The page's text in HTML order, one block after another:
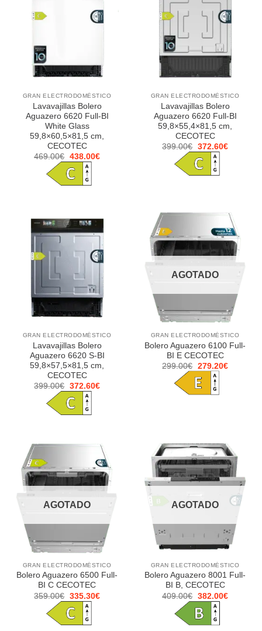
GRAN ELECTRODOMÉSTICO
Lavavajillas Bolero
Aguazero 6620 Full-BI
White Glass
59,8×60,5×81,5 cm,
CECOTEC
469.00€ El
precio
original
era:
469.00€.
438.00€El
GRAN ELECTRODOMÉSTICO
Lavavajillas Bolero
Aguazero 6620 Full-BI
59,8×55,4×81,5 cm,
CECOTEC
399.00€ El
precio
original
era:
399.00€.
372.60€El
GRAN ELECTRODOMÉSTICO
Lavavajillas Bolero
Aguazero 6620 S-BI
59,8×57,5×81,5 cm,
CECOTEC
399.00€ El
precio
original
era:
399.00€.
372.60€El
AGOTADO
GRAN ELECTRODOMÉSTICO
Bolero Aguazero 6100 Full-
BI E CECOTEC
299.00€ El
precio
original
era:
299.00€.
279.20€El
AGOTADO
GRAN ELECTRODOMÉSTICO
Bolero Aguazero 6500 Full-
BI C CECOTEC
359.00€ El
precio
original
era:
359.00€.
335.30€El
AGOTADO
GRAN ELECTRODOMÉSTICO
Bolero Aguazero 8001 Full-
BI B, CECOTEC
409.00€ El
precio
original
era:
409.00€.
382.00€El